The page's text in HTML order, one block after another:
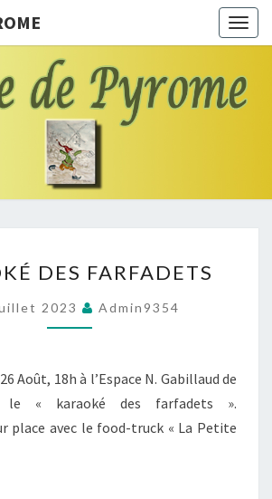
LE SITE
PYROME
Le Pays
Des
Farfadets
DES
FARFADETS
DES FARFADETS
2023 Admin9354
Août, 18h à l’Espace N. Gabillaud de
le « karaoké des farfadets ».
place avec le food-truck « La Petite